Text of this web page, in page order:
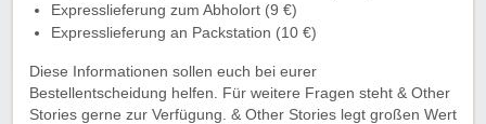
Expresslieferung zum Abholort (9 €)
Expresslieferung an Packstation (10 €)
Diese Informationen sollen euch bei eurer
Bestellentscheidung helfen. Für weitere Fragen steht & Other
Stories gerne zur Verfügung. & Other Stories legt großen Wert